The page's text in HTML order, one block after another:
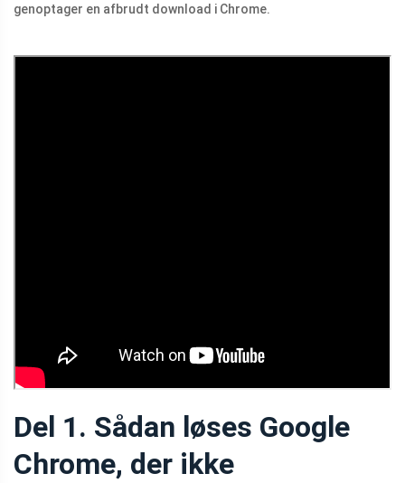
genoptager en afbrudt download i Chrome.
Del 1. Sådan løses Google
Chrome, der ikke